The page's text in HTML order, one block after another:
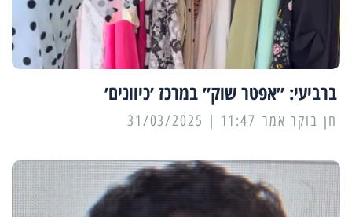
ברביעי: ״אפטר שוק״ במרכז ׳כיוונים׳
11:47 | 31/03/2025